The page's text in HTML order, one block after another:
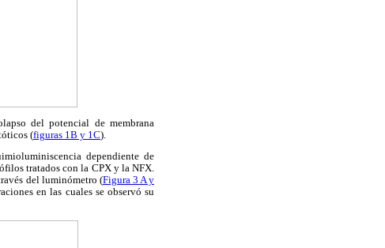
del potencial de membrana
(figuras 1B y 1C).
dependiente de
tratados con la CPX y la NFX.
del luminómetro (Figura 3 A y
en las cuales se observó su